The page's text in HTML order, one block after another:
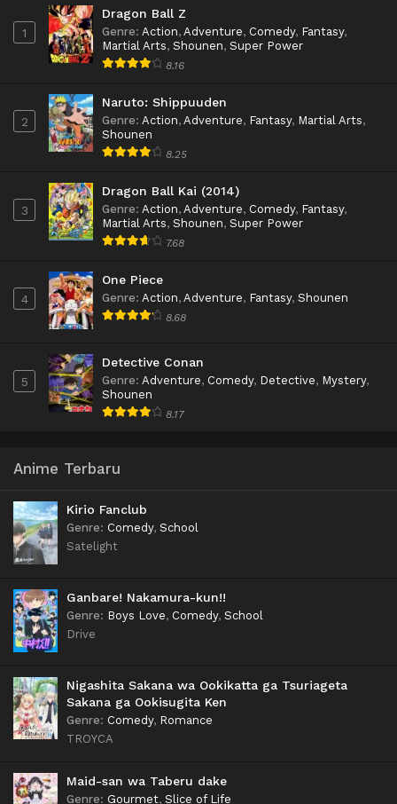
1
Dragon Ball Z
Genre: Action, Adventure, Comedy, Fantasy,
Martial Arts, Shounen, Super Power
8.16
2
Naruto: Shippuuden
Genre: Action, Adventure, Fantasy, Martial Arts,
Shounen
8.25
3
Dragon Ball Kai (2014)
Genre: Action, Adventure, Comedy, Fantasy,
Martial Arts, Shounen, Super Power
7.68
4
One Piece
Genre: Action, Adventure, Fantasy, Shounen
8.68
5
Detective Conan
Genre: Adventure, Comedy, Detective, Mystery,
Shounen
8.17
Anime Terbaru
Kirio Fanclub
Genre: Comedy, School
Satelight
Ganbare! Nakamura-kun!!
Genre: Boys Love, Comedy, School
Drive
Nigashita Sakana wa Ookikatta ga Tsuriageta
Sakana ga Ookisugita Ken
Genre: Comedy, Romance
TROYCA
Maid-san wa Taberu dake
Genre: Gourmet, Slice of Life